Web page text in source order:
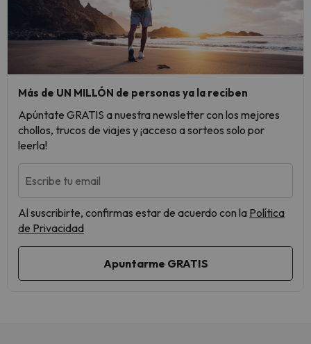
Más de UN MILLÓN de personas ya la reciben
Apúntate GRATIS a nuestra newsletter con los mejores
chollos, trucos de viajes y ¡acceso a sorteos solo por
leerla!
Escribe tu email
Al suscribirte, confirmas estar de acuerdo con la Política
de Privacidad